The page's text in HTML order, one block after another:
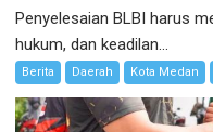
Penyelesaian BLBI harus
hukum, dan keadilan...
Berita Daerah Kota Medan